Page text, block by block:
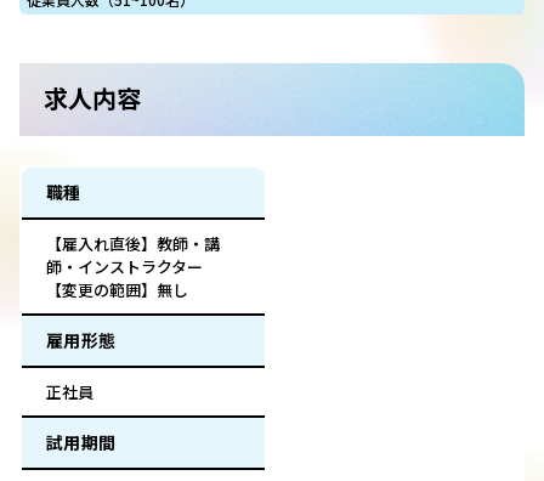
求人内容
職種
【雇入れ直後】教師・講
師・インストラクター
【変更の範囲】無し
雇用形態
正社員
試用期間